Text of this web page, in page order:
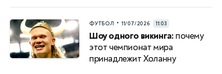
ФУТБОЛ • 11/07/2026 11:03
Шоу одного викинга: почему
этот чемпионат мира
принадлежит Холанну